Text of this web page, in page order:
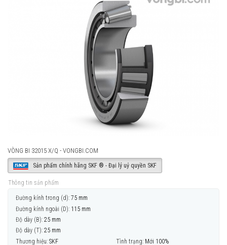
VÒNG BI 32015 X/Q - VONGBI.COM
Sản phẩm chính hãng SKF ® - Đại lý uỷ quyền SKF
Thông tin sản phẩm
Đường kính trong (d): 75 mm
Đường kính ngoài (D): 115 mm
Độ dày (B): 25 mm
Độ dày (T): 25 mm
Thương hiệu: SKF Tình trạng: Mới 100%